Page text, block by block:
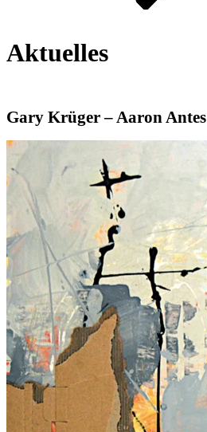
Aktuelles
Gary Krüger – Aaron Antes